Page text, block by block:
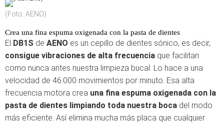
(Foto: AENO)
Crea una fina espuma oxigenada con la pasta de dientes
El DB1S de AENO es un cepillo de dientes sónico, es decir,
consigue vibraciones de alta frecuencia que facilitan
como nunca antes nuestra limpieza bucal. Lo hace a una
velocidad de 46.000 movimientos por minuto. Esa alta
frecuencia motora crea una fina espuma oxigenada con la
pasta de dientes limpiando toda nuestra boca del modo
más eficiente. Así elimina mucha más placa que cualquier